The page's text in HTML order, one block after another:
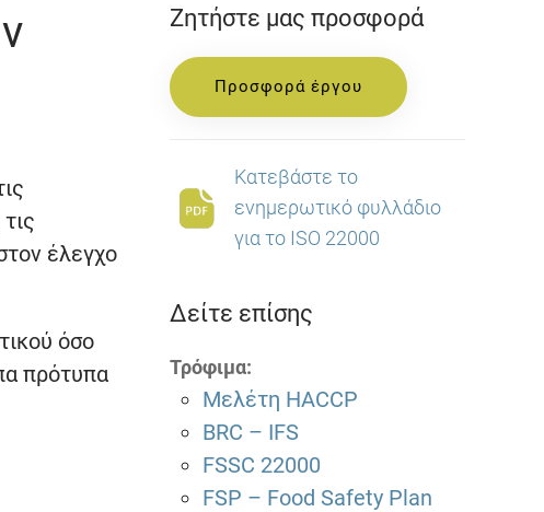
έλεγχο
όσο
πρότυπα
Ζητήστε μας προσφορά
Προσφορά έργου
Κατεβάστε το
ενημερωτικό φυλλάδιο
για το ISO 22000
Δείτε επίσης
Τρόφιμα:
Μελέτη HACCP
BRC – IFS
FSSC 22000
FSP – Food Safety Plan